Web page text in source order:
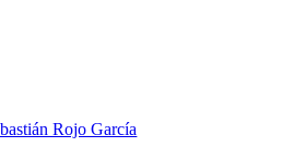
Rojo García